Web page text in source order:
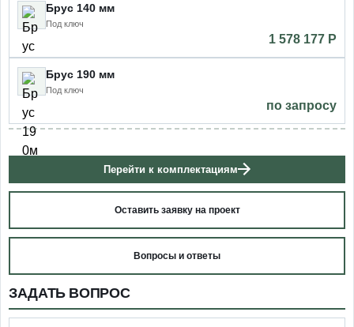
Брус 140 мм
Под ключ
1 578 177 P
Брус 190 мм
Под ключ
по запросу
Перейти к комплектациям
Оставить заявку на проект
Вопросы и ответы
ЗАДАТЬ ВОПРОС